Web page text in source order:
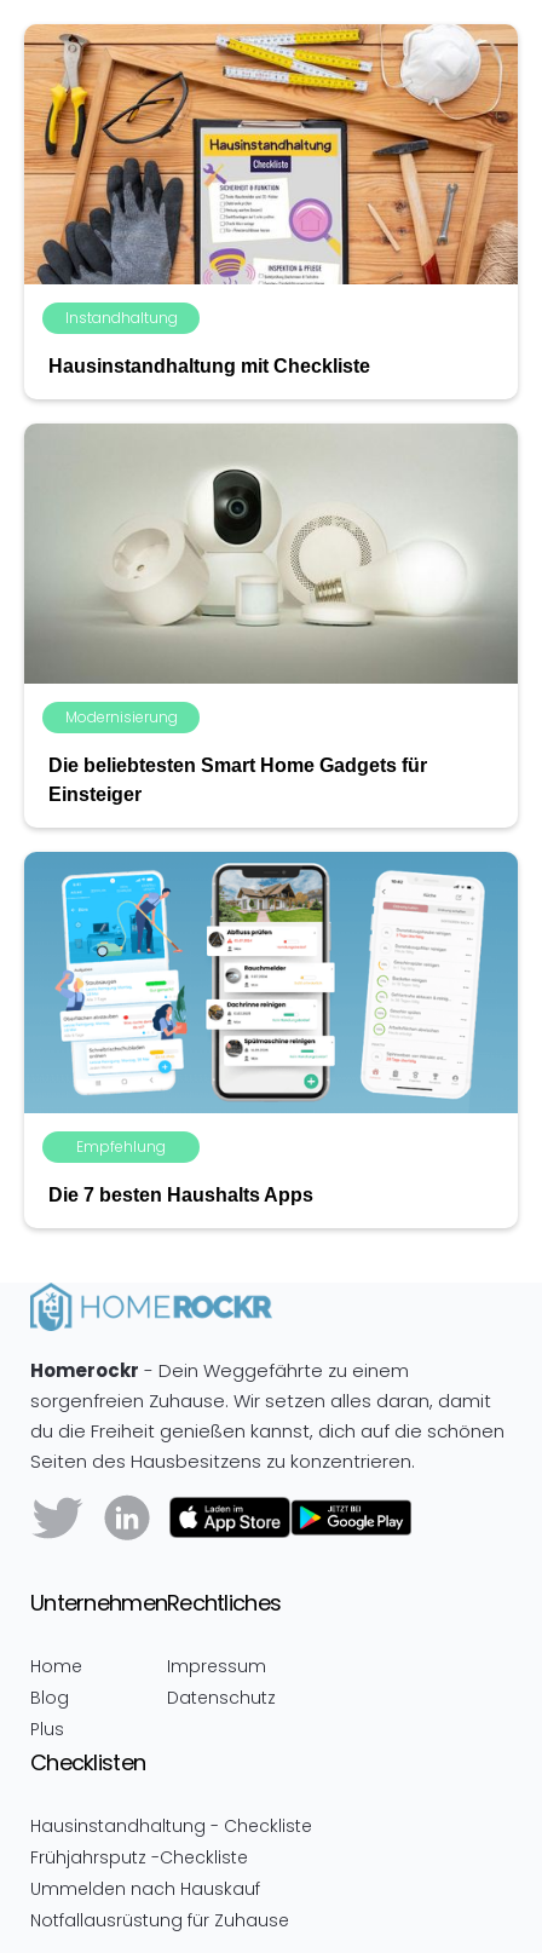
Instandhaltung
Hausinstandhaltung mit Checkliste
Modernisierung
Die beliebtesten Smart Home Gadgets für
Einsteiger
Empfehlung
Die 7 besten Haushalts Apps
Homerockr - Dein Weggefährte zu einem
sorgenfreien Zuhause. Wir setzen alles daran, damit
du die Freiheit genießen kannst, dich auf die schönen
Seiten des Hausbesitzens zu konzentrieren.
Unternehmen
Home
Blog
Plus
Rechtliches
Impressum
Datenschutz
Checklisten
Hausinstandhaltung - Checkliste
Frühjahrsputz -Checkliste
Ummelden nach Hauskauf
Notfallausrüstung für Zuhause